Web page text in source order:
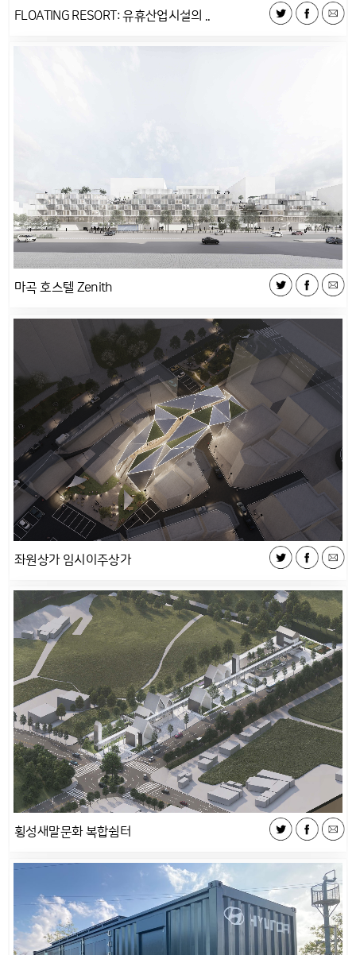
FLOATING RESORT: 유휴산업시설의 ..
마곡 호스텔 Zenith
좌원상가 임시이주상가
횡성새말문화 복합쉼터